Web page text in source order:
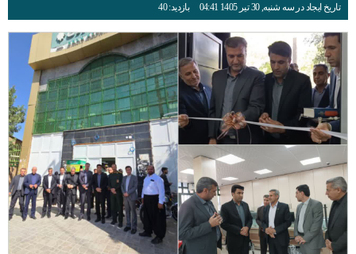
تاریخ ایجاد در سه شنبه, 30 تیر 1405 04:41 بازدید: 40